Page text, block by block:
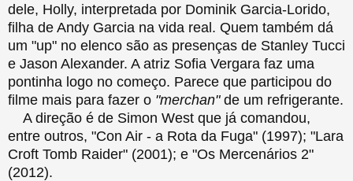
dele, Holly, interpretada por Dominik Garcia-Lorido,
filha de Andy Garcia na vida real. Quem também dá
um "up" no elenco são as presenças de Stanley Tucci
e Jason Alexander. A atriz Sofia Vergara faz uma
pontinha logo no começo. Parece que participou do
filme mais para fazer o "merchan"de um refrigerante.
A direção é de Simon West que já comandou,
entre outros, "Con Air - a Rota da Fuga" (1997); "Lara
Croft Tomb Raider" (2001); e "Os Mercenários 2"
(2012).